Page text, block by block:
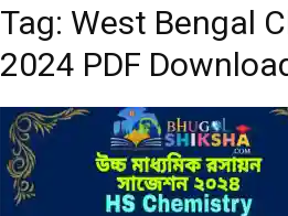
Tag: West Bengal
2024 PDF